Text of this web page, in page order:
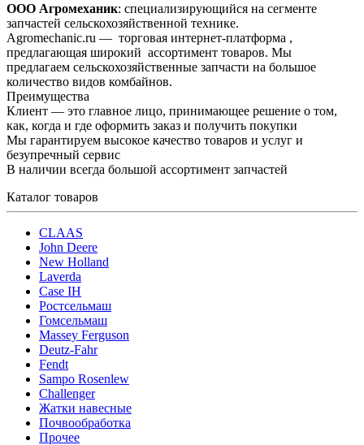
ООО Агромеханик: специализирующийся на сегменте
запчастей сельскохозяйственной технике.
Agromechanic.ru — торговая интернет-платформа ,
предлагающая широкий ассортимент товаров. Мы
предлагаем сельскохозяйственные запчасти на большое
количество видов комбайнов.
Преимущества
Клиент — это главное лицо, принимающее решение о том,
как, когда и где оформить заказ и получить покупки
Мы гарантируем высокое качество товаров и услуг и
безупречный сервис
В наличии всегда большой ассортимент запчастей
Каталог товаров
CLAAS
John Deere
New Holland
Laverda
Case IH
Ростсельмаш
Гомсельмаш
Massey Ferguson
Deutz-Fahr
Fendt
Sampo Rosenlew
Challenger
Жатки навесные
Почвообработка
Прочее